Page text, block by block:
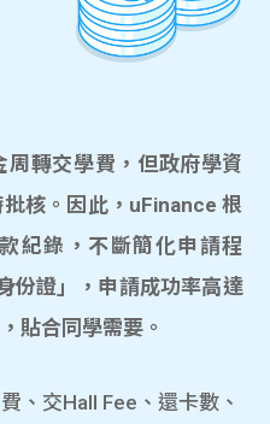
轉交學費，但政府學資
核。因此，uFinance 根
紀錄，不斷簡化申請程
份證」，申請成功率高達
貼合同學需要。
、交Hall Fee、還卡數、